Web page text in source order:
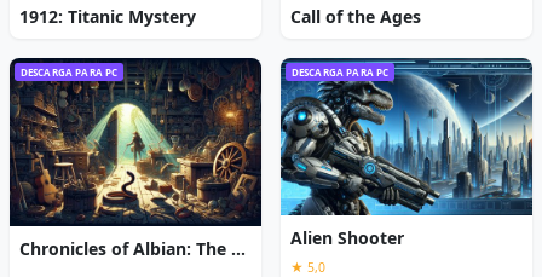
1912: Titanic Mystery Call of the Ages
DESCARGA PARA PC
Chronicles of Albian: The Magic Convention
DESCARGA PARA PC
Alien Shooter
★ 5,0